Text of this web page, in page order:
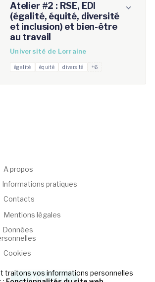
Atelier #2 : RSE, EDI
(égalité, équité, diversité
et inclusion) et bien-être
au travail
Université de Lorraine
égalité équité diversité +6
A propos
Informations pratiques
Contacts
Mentions légales
Données
Cookies
JE M'INSCRIS
traitons vos informations personnelles